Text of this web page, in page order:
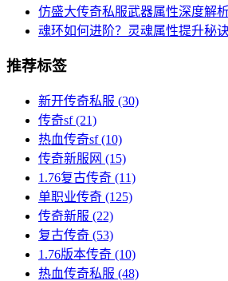
仿盛大传奇私服武器属性深度解
魂环如何进阶？灵魂属性提升秘
推荐标签
新开传奇私服 (30)
传奇sf(21)
热血传奇sf(10)
传奇新服网 (15)
1.76复古传奇 (11)
单职业传奇 (125)
传奇新服 (22)
复古传奇 (53)
1.76版本传奇 (10)
热血传奇私服 (48)